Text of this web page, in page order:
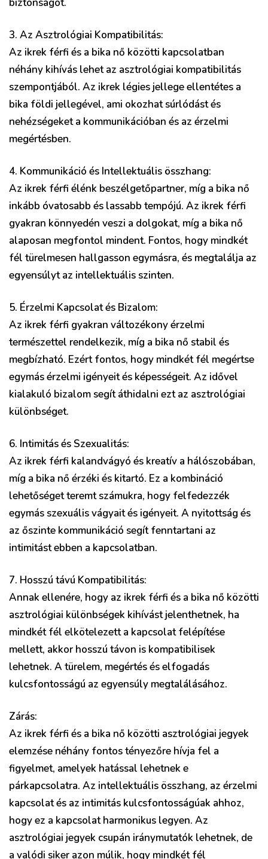
3. Az Asztrológiai Kompatibilitás:
Az ikrek férfi és a bika nő közötti kapcsolatban
néhány kihívás lehet az asztrológiai kompatibilitás
szempontjából. Az ikrek légies jellege ellentétes a
bika földi jellegével, ami okozhat súrlódást és
nehézségeket a kommunikációban és az érzelmi
megértésben.
4. Kommunikáció és Intellektuális összhang:
Az ikrek férfi élénk beszélgetőpartner, míg a bika nő
inkább óvatosabb és lassabb tempójú. Az ikrek férfi
gyakran könnyedén veszi a dolgokat, míg a bika nő
alaposan megfontol mindent. Fontos, hogy mindkét
fél türelmesen hallgasson egymásra, és megtalálja az
egyensúlyt az intellektuális szinten.
5. Érzelmi Kapcsolat és Bizalom:
Az ikrek férfi gyakran változékony érzelmi
természettel rendelkezik, míg a bika nő stabil és
megbízható. Ezért fontos, hogy mindkét fél megértse
egymás érzelmi igényeit és képességeit. Az idővel
kialakuló bizalom segít áthidalni ezt az asztrológiai
különbséget.
6. Intimitás és Szexualitás:
Az ikrek férfi kalandvágyó és kreatív a hálószobában,
míg a bika nő érzéki és kitartó. Ez a kombináció
lehetőséget teremt számukra, hogy felfedezzék
egymás szexuális vágyait és igényeit. A nyitottság és
az őszinte kommunikáció segít fenntartani az
intimitást ebben a kapcsolatban.
7. Hosszú távú Kompatibilitás:
Annak ellenére, hogy az ikrek férfi és a bika nő közötti
asztrológiai különbségek kihívást jelenthetnek, ha
mindkét fél elkötelezett a kapcsolat felépítése
mellett, akkor hosszú távon is kompatibilisek
lehetnek. A türelem, megértés és elfogadás
kulcsfontosságú az egyensúly megtalálásához.
Zárás:
Az ikrek férfi és a bika nő közötti asztrológiai jegyek
elemzése néhány fontos tényezőre hívja fel a
figyelmet, amelyek hatással lehetnek e
párkapcsolatra. Az intellektuális összhang, az érzelmi
kapcsolat és az intimitás kulcsfontosságúak ahhoz,
hogy ez a kapcsolat harmonikus legyen. Az
asztrológiai jegyek csupán iránymutatók lehetnek, de
a valódi siker azon múlik, hogy mindkét fél